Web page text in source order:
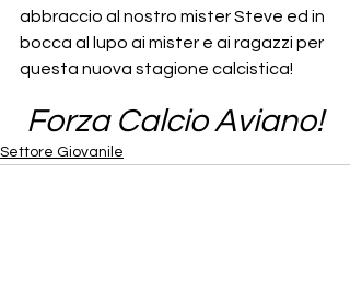
abbraccio al nostro mister Steve ed in
bocca al lupo ai mister e ai ragazzi per
questa nuova stagione calcistica!
Forza Calcio Aviano!
Settore Giovanile